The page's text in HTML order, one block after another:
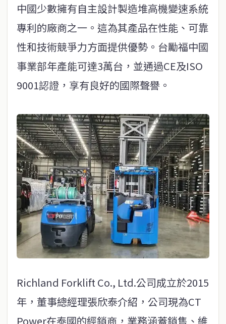
中國少數擁有自主設計製造堆高機變速系統
專利的廠商之一。這為其產品在性能、可靠
性和技術競爭力方面提供優勢。台勵福中國
事業部年產能可達3萬台，並通過CE及ISO
9001認證，享有良好的國際聲譽。
Richland Forklift Co., Ltd.公司成立於2015
年，董事總經理張欣泰介紹，公司現為CT
Power在泰國的經銷商，業務涵蓋銷售、維